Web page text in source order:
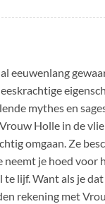
eeuwenlang
mythes en
Holle in de
omgaan. Ze
neemt je hoed voor
lijf. Want als je
rekening met